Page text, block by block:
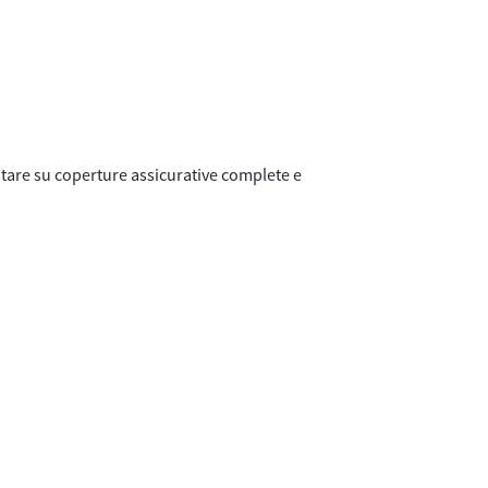
su coperture assicurative complete e